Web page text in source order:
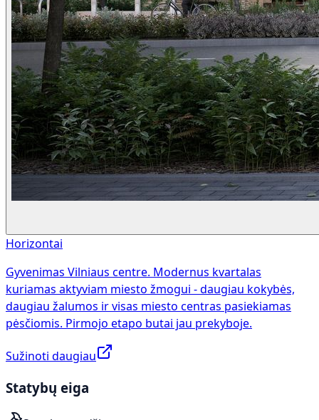
Horizontai
Gyvenimas Vilniaus centre. Modernus kvartalas
kuriamas aktyviam miesto žmogui - daugiau kokybės,
daugiau žalumos ir visas miesto centras pasiekiamas
pėsčiomis. Pirmojo etapo butai jau prekyboje.
Sužinoti daugiau
Statybų eiga